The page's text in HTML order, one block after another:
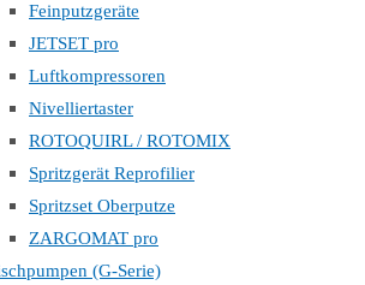
Feinputzgeräte
JETSET pro
Luftkompressoren
Nivelliertaster
ROTOQUIRL / ROTOMIX
Spritzgerät Reprofilier
Spritzset Oberputze
ZARGOMAT pro
(G-Serie)